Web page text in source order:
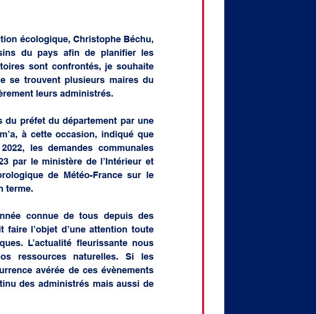
écologique, Christophe Béchu,
du pays afin de planifier les
sont confrontés, je souhaite
se trouvent plusieurs maires du
leurs administrés.
du préfet du département par une
à cette occasion, indiqué que
les demandes communales
par le ministère de l’Intérieur et
de Météo-France sur le
terme.
connue de tous depuis des
faire l’objet d’une attention toute
L’actualité fleurissante nous
ressources naturelles. Si les
avérée de ces évènements
des administrés mais aussi de